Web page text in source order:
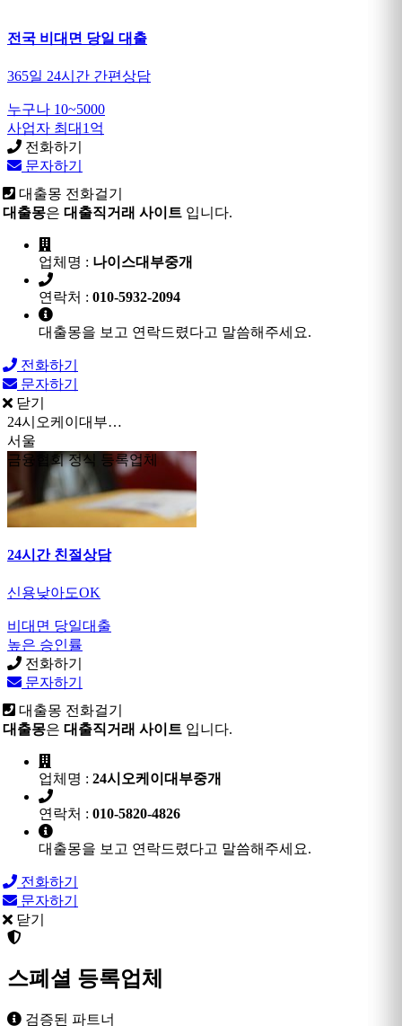
전국 비대면 당일 대출
365일 24시간 간편상담
누구나 10~5000
사업자 최대1억
전화하기
문자하기
대출몽 전화걸기
대출몽은 대출직거래 사이트 입니다.
업체명 : 나이스대부중개
연락처 : 010-5932-2094
대출몽을 보고 연락드렸다고 말씀해주세요.
전화하기
문자하기
닫기
24시오케이대부…
서울
금융협회 정식 등록업체
24시간 친절상담
신용낮아도OK
비대면 당일대출
높은 승인률
전화하기
문자하기
대출몽 전화걸기
대출몽은 대출직거래 사이트 입니다.
업체명 : 24시오케이대부중개
연락처 : 010-5820-4826
대출몽을 보고 연락드렸다고 말씀해주세요.
전화하기
문자하기
닫기
스폐셜 등록업체
검증된 파트너